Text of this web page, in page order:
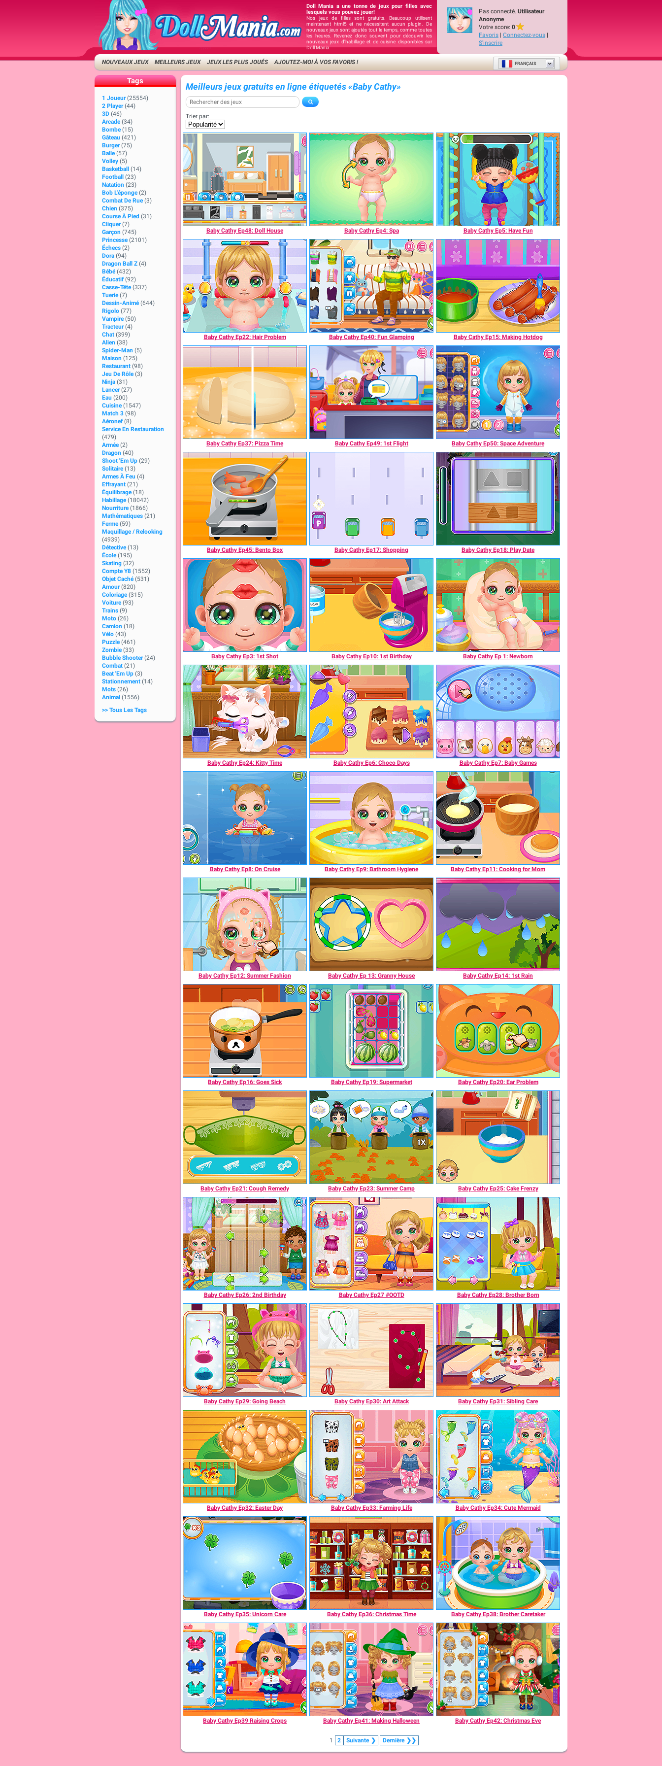
Doll Mania a une tonne de jeux pour filles avec
lesquels vous pouvez jouer!
Nos jeux de filles sont gratuits. Beaucoup utilisent
maintenant html5 et ne nécessitent aucun plugin. De
nouveaux jeux sont ajoutés tout le temps, comme toutes
les heures. Revenez donc souvent pour découvrir les
nouveaux jeux d'habillage et de cuisine disponibles sur
Doll Mania.
Pas connecté. Utilisateur
Anonyme
Votre score: 0
Favoris | Connectez-vous |
S'inscrire
NOUVEAUX JEUX MEILLEURS JEUX JEUX LES PLUS JOUÉS AJOUTEZ-MOI À VOS FAVORIS ! FRANÇAIS
Tags
1 Joueur (25554)
2 Player (44)
3D (46)
Arcade (34)
Bombe (15)
Gâteau (421)
Burger (75)
Balle (57)
Volley (5)
Basketball
(14)
Football
(23)
Natation (23)
Bob L'éponge (2)
Combat De Rue (3)
Chien (375)
Course À Pied (31)
Cliquer (7)
Garçon (745)
Princesse (2101)
Échecs (2)
Dora (94)
Dragon Ball Z (4)
Bébé (432)
Éducatif (92)
Casse-Tête (337)
Tuerie (7)
Dessin-Animé (644)
Rigolo (77)
Vampire (50)
Tracteur (4)
Chat (399)
Alien (38)
Spider-Man (5)
Maison (125)
Restaurant (98)
Jeu De Rôle (3)
Ninja (31)
Lancer (27)
Eau (200)
Cuisine (1547)
Match 3 (98)
Aéronef (8)
Service En Restauration
(479)
Armée (2)
Dragon (40)
Shoot 'Em Up (29)
Solitaire (13)
Armes À Feu (4)
Effrayant (21)
Équilibrage (18)
Habillage (18042)
Nourriture (1866)
Mathématiques (21)
Ferme (59)
Maquillage / Relooking
(4939)
Détective (13)
École (195)
Skating (32)
Compte Y8 (1552)
Objet Caché (531)
Amour (820)
Coloriage (315)
Voiture (93)
Trains (9)
Moto (26)
Camion (18)
Vélo (43)
Puzzle (461)
Zombie (33)
Bubble Shooter (24)
Combat (21)
Beat 'Em Up (3)
Stationnement (14)
Mots (26)
Animal (1556)
>> Tous Les Tags
Meilleurs jeux gratuits en ligne étiquetés «Baby Cathy»
Trier par:
Baby Cathy Ep48: Doll House Baby Cathy Ep4: Spa Baby Cathy Ep5: Have Fun
Baby Cathy Ep22: Hair Problem Baby Cathy Ep40: Fun Glamping Baby Cathy Ep15: Making Hotdog
Baby Cathy Ep37: Pizza Time Baby Cathy Ep49: 1st Flight Baby Cathy Ep50: Space Adventure
Baby Cathy Ep45: Bento Box Baby Cathy Ep17: Shopping Baby Cathy Ep18: Play Date
Baby Cathy Ep3: 1st Shot Baby Cathy Ep10: 1st Birthday Baby Cathy Ep 1: Newborn
Baby Cathy Ep24: Kitty Time Baby Cathy Ep6: Choco Days Baby Cathy Ep7: Baby Games
Baby Cathy Ep8: On Cruise Baby Cathy Ep9: Bathroom Hygiene Baby Cathy Ep11: Cooking for Mom
Baby Cathy Ep12: Summer Fashion Baby Cathy Ep 13: Granny House Baby Cathy Ep14: 1st Rain
Baby Cathy Ep16: Goes Sick Baby Cathy Ep19: Supermarket Baby Cathy Ep20: Ear Problem
Baby Cathy Ep21: Cough Remedy Baby Cathy Ep23: Summer Camp Baby Cathy Ep25: Cake Frenzy
Baby Cathy Ep26: 2nd Birthday Baby Cathy Ep27 #OOTD Baby Cathy Ep28: Brother Born
Baby Cathy Ep29: Going Beach Baby Cathy Ep30: Art Attack Baby Cathy Ep31: Sibling Care
Baby Cathy Ep32: Easter Day Baby Cathy Ep33: Farming Life Baby Cathy Ep34: Cute Mermaid
Baby Cathy Ep35: Unicorn Care Baby Cathy Ep36: Christmas Time Baby Cathy Ep38: Brother Caretaker
Baby Cathy Ep39 Raising Crops Baby Cathy Ep41: Making Halloween Baby Cathy Ep42: Christmas Eve
1 2 Suivante ❯ Dernière ❯❯